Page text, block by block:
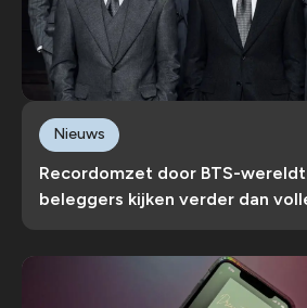
Recordomzet door BTS-
beleggers kijken verder dan
Nieuws